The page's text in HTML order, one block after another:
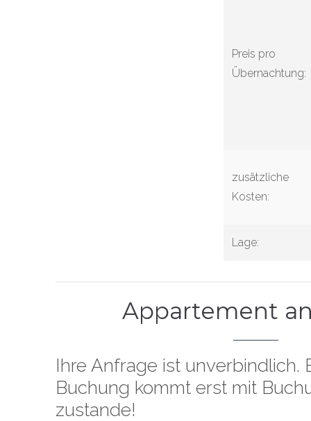
Preis pro
Übernachtung:
zusätzliche
Kosten:
Lage:
Appartement
Ihre Anfrage ist unverbindlich.
Buchung kommt erst mit
zustande!